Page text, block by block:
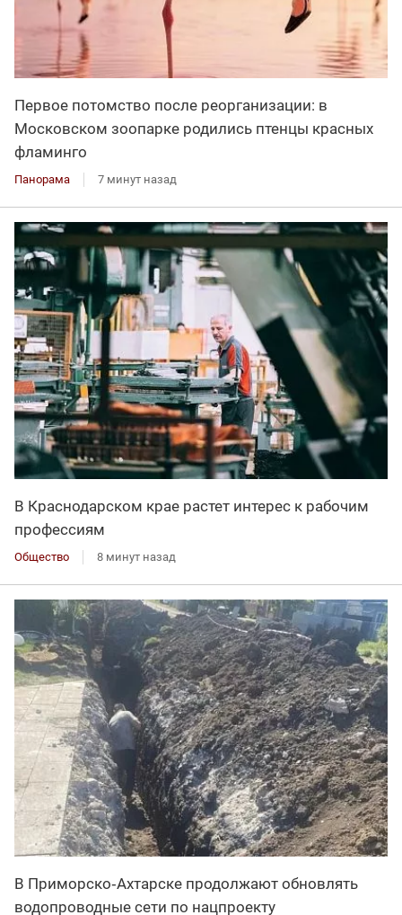
Первое потомство после реорганизации: в
Московском зоопарке родились птенцы красных
фламинго
Панорама 7 минут назад
В Краснодарском крае растет интерес к рабочим
профессиям
Общество 8 минут назад
В Приморско‑Ахтарске продолжают обновлять
водопроводные сети по нацпроекту